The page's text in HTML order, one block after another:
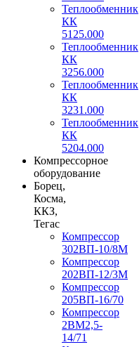
Теплообменник
КК
5125.000
Теплообменник
КК
3256.000
Теплообменник
КК
3231.000
Теплообменник
КК
5204.000
Компрессорное
оборудование
Борец,
Косма,
ККЗ,
Тегас
Компрессор
302ВП-10/8М
Компрессор
202ВП-12/3М
Компрессор
205ВП-16/70
Компрессор
2ВМ2,5-
14/71